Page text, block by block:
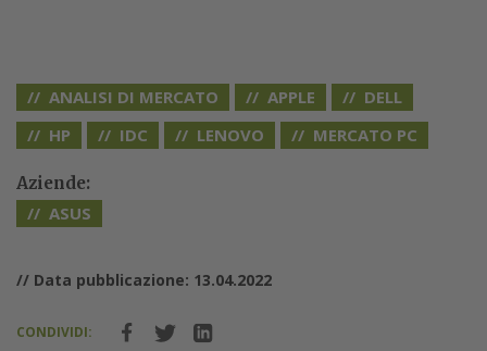
ANALISI DI MERCATO APPLE
DELL
HP
IDC LENOVO MERCATO PC
Aziende:
ASUS
// Data pubblicazione: 13.04.2022
CONDIVIDI: